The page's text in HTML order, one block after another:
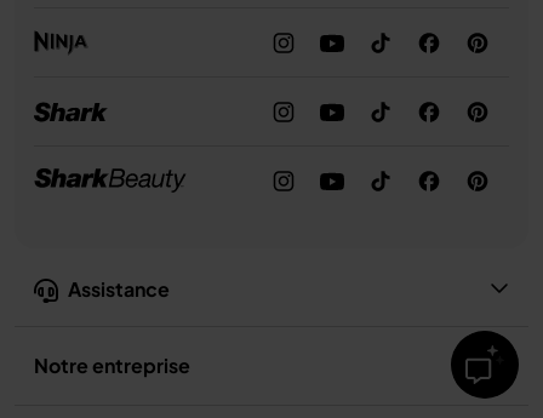
Assistance
Notre entreprise